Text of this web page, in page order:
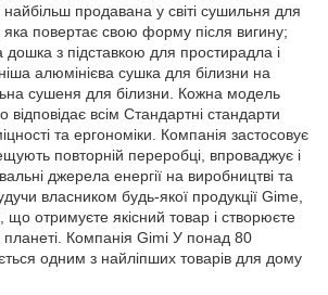
найбільш продавана у світі сушильня для
повертає свою форму після вигину;
з підставкою для простирадла і
алюмінієва сушка для білизни на
сушеня для білизни. Кожна модель
всім Стандартні стандарти
та ергономіки. Компанія застосовує
повторній переробці, впроваджує і
джерела енергії на виробництві та
власником будь-якої продукції Gime,
що отримуєте якісний товар і створюєте
Компанія Gimi У понад 80
одним з найліпших товарів для дому